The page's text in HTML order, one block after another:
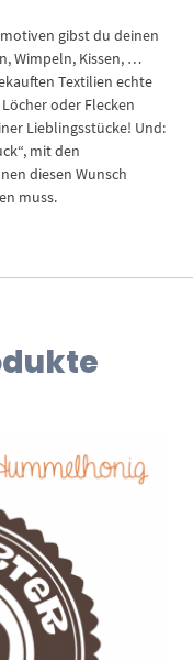
gibst du deinen
Wimpeln, Kissen, …
Textilien echte
oder Flecken
Lieblingsstücke! Und:
mit den
diesen Wunsch
muss.